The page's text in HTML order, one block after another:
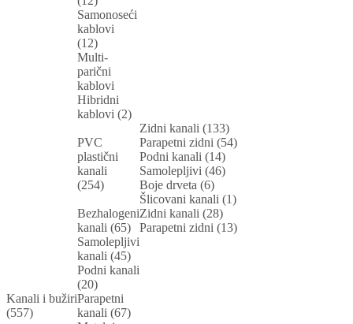
Samonoseći
kablovi
(12)
Multi-
parični
kablovi
Hibridni
kablovi (2)
Kanali i bužiri
(557)
PVC
plastični
kanali
(254)
Zidni kanali (133)
Parapetni zidni (54)
Podni kanali (14)
Samolepljivi (46)
Boje drveta (6)
Šlicovani kanali (1)
Bezhalogeni
kanali (65)
Zidni kanali (28)
Parapetni zidni (13)
Samolepljivi
kanali (45)
Podni kanali
(20)
Parapetni
kanali (67)